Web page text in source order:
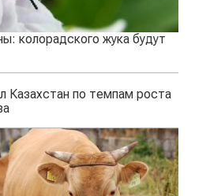
колорадского жука будут
Казахстан по темпам роста